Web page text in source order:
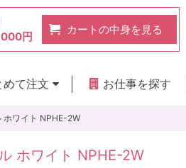
円
カートの中身を見る
めて注文
お仕事を探す
ホワイト NPHE-2W
ホワイト NPHE-2W